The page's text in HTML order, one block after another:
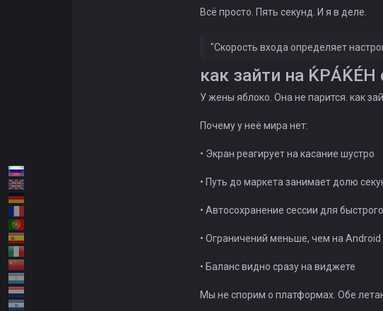
Всё просто. Пять секунд. И я в деле.
"Скорость входа определяет
как зайти на ЌРÁЌÉH
У жены яблоко. Она не парится. как
Почему у неё мира нет:
• Экран реагирует на касание шустро
• Путь до маркета занимает долю
• Автосохранение сессии для
• Ограничений меньше, чем на Android
• Баланс видно сразу на виджете
Мы не спорим о платформах. Обе